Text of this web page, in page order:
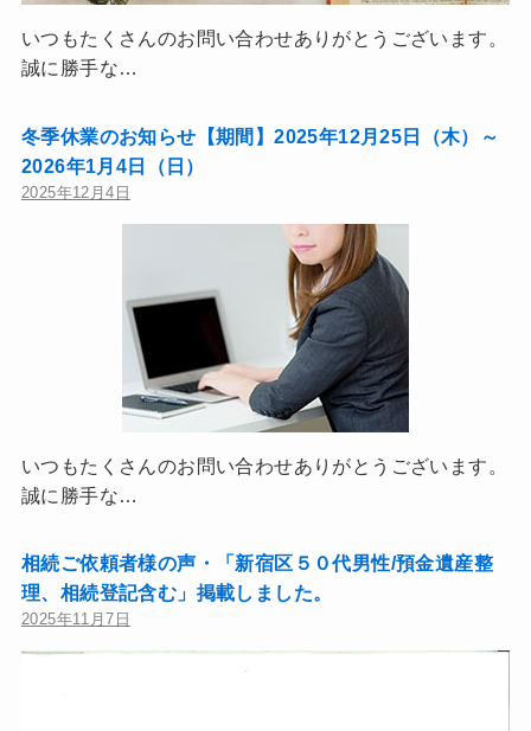
いつもたくさんのお問い合わせありがとうございます。
誠に勝手な…
冬季休業のお知らせ【期間】2025年12月25日（木）～
2026年1月4日（日）
2025年12月4日
いつもたくさんのお問い合わせありがとうございます。
誠に勝手な…
相続ご依頼者様の声・「新宿区５０代男性/預金遺産整
理、相続登記含む」掲載しました。
2025年11月7日